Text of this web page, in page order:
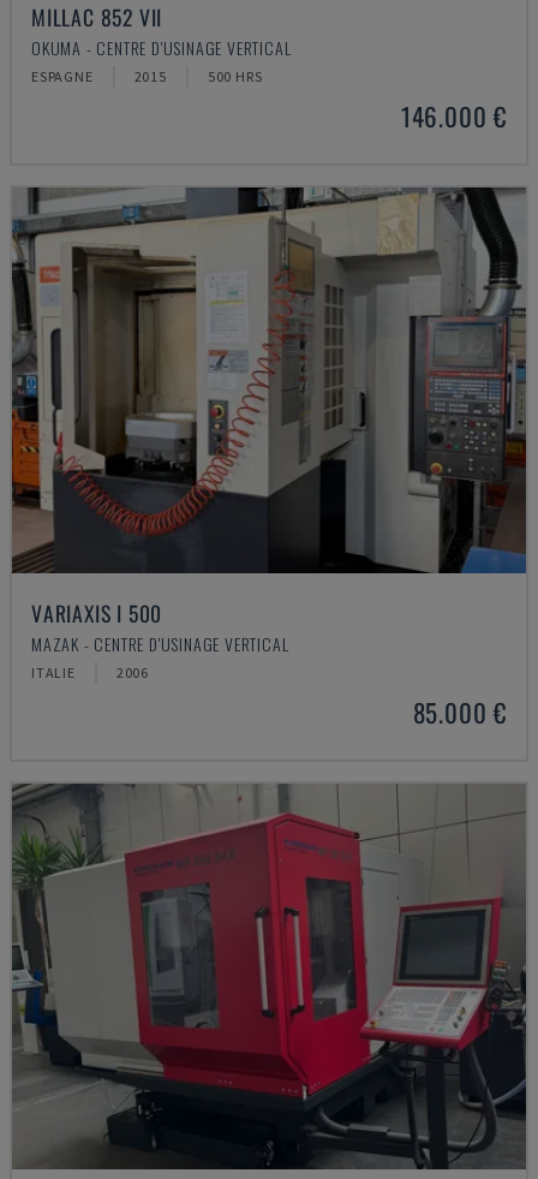
MILLAC 852 VII
OKUMA - CENTRE D'USINAGE VERTICAL
ESPAGNE 2015 500 HRS
146.000 €
VARIAXIS I 500
MAZAK - CENTRE D'USINAGE VERTICAL
ITALIE 2006
85.000 €